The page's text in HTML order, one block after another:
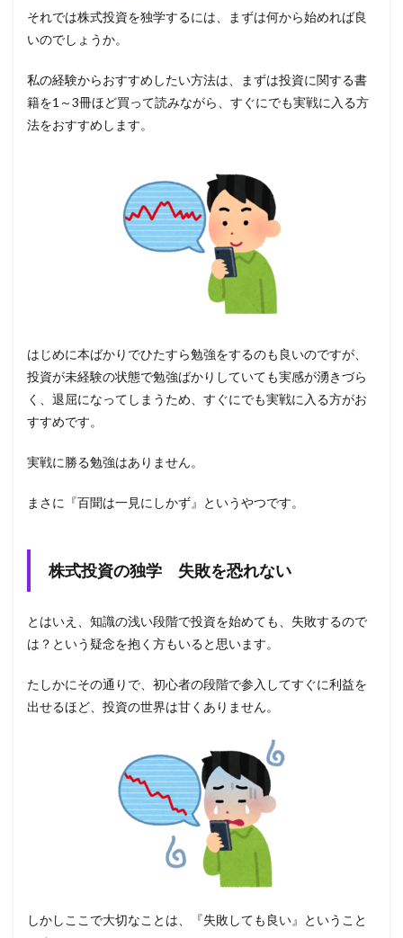
それでは株式投資を独学するには、まずは何から始めれば良
いのでしょうか。
私の経験からおすすめしたい方法は、まずは投資に関する書
籍を1～3冊ほど買って読みながら、すぐにでも実戦に入る方
法をおすすめします。
はじめに本ばかりでひたすら勉強をするのも良いのですが、
投資が未経験の状態で勉強ばかりしていても実感が湧きづら
く、退屈になってしまうため、すぐにでも実戦に入る方がお
すすめです。
実戦に勝る勉強はありません。
まさに『百聞は一見にしかず』というやつです。
株式投資の独学 失敗を恐れない
とはいえ、知識の浅い段階で投資を始めても、失敗するので
は？という疑念を抱く方もいると思います。
たしかにその通りで、初心者の段階で参入してすぐに利益を
出せるほど、投資の世界は甘くありません。
しかしここで大切なことは、『失敗しても良い』ということ